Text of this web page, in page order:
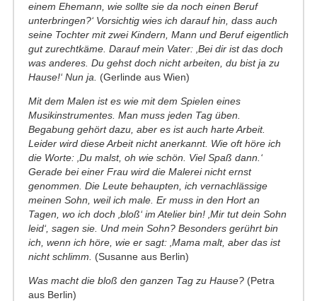
einem Ehemann, wie sollte sie da noch einen Beruf
unterbringen?‘ Vorsichtig wies ich darauf hin, dass auch
seine Tochter mit zwei Kindern, Mann und Beruf eigentlich
gut zurechtkäme. Darauf mein Vater: ‚Bei dir ist das doch
was anderes. Du gehst doch nicht arbeiten, du bist ja zu
Hause!‘ Nun ja.
(Gerlinde aus Wien)
Mit dem Malen ist es wie mit dem Spielen eines
Musikinstrumentes. Man muss jeden Tag üben.
Begabung gehört dazu, aber es ist auch harte Arbeit.
Leider wird diese Arbeit nicht anerkannt. Wie oft höre ich
die Worte: ‚Du malst, oh wie schön. Viel Spaß dann.‘
Gerade bei einer Frau wird die Malerei nicht ernst
genommen. Die Leute behaupten, ich vernachlässige
meinen Sohn, weil ich male. Er muss in den Hort an
Tagen, wo ich doch ‚bloß‘ im Atelier bin! ‚Mir tut dein Sohn
leid‘, sagen sie. Und mein Sohn? Besonders gerührt bin
ich, wenn ich höre, wie er sagt: ‚Mama malt, aber das ist
nicht schlimm.
(Susanne aus Berlin)
Was macht die bloß den ganzen Tag zu Hause? (Petra
aus Berlin)